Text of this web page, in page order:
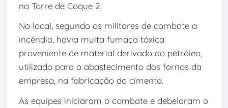
na Torre de Coque 2.
No local, segundo os militares de combate a
incêndio, havia muita fumaça tóxica
proveniente de material derivado do petróleo,
utilizado para o abastecimento dos fornos da
empresa, na fabricação do cimento.
As equipes iniciaram o combate e debelaram o